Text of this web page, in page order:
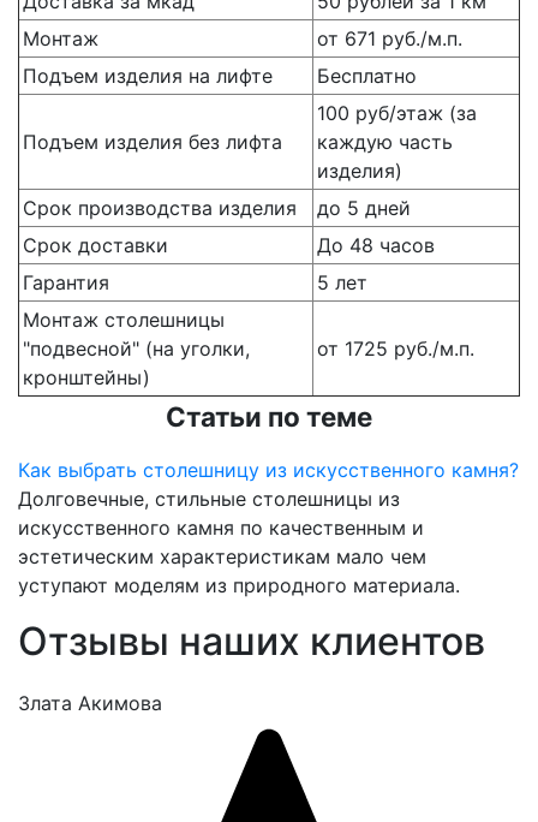
Монтаж
от 671 руб./м.п.
Подъем изделия на лифте
Бесплатно
Подъем изделия без лифта
100 руб/этаж (за
каждую часть
изделия)
Срок производства изделия
до 5 дней
Срок доставки
До 48 часов
Гарантия
5 лет
Монтаж столешницы
"подвесной" (на уголки,
кронштейны)
от 1725 руб./м.п.
Статьи по теме
Как выбрать столешницу из искусственного камня?
Долговечные, стильные столешницы из
искусственного камня по качественным и
эстетическим характеристикам мало чем
уступают моделям из природного материала.
Отзывы наших клиентов
Злата Акимова